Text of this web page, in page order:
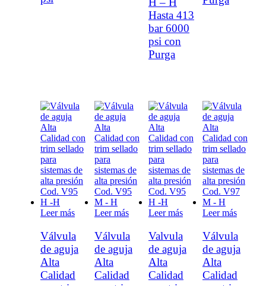
Hasta 413
bar 6000
psi con
Purga
Leer más
Válvula
de aguja
Alta
Calidad
Leer más
Válvula
de aguja
Alta
Calidad
Leer más
Valvula
de aguja
Alta
Calidad
Leer más
Válvula
de aguja
Alta
Calidad